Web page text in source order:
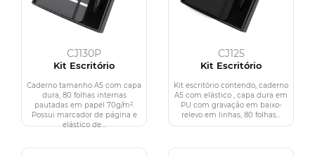
CJ130P
Kit Escritório
Caderno tamanho A5 com capa
dura, 80 folhas internas
pautadas em papel 70g/m².
Possui marcador de página e
elástico de...
CJ125
Kit Escritório
Kit escritório contendo, caderno
A5 com elástico , capa dura em
PU com gravação em baixo-
relevo em linhas, 80 folhas...